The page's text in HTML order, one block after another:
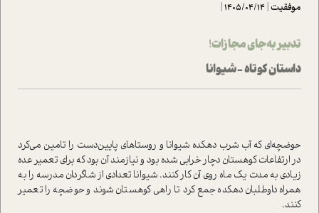
موفقیت|
1405/04/14
|
تدبیر به جای مجازات!
داستان کوتاه - شیوانا
حوضچه‌ای که آب شرب دهکده شیوانا و روستاهای پايین‌دست را تامین می‌کرد
در ارتفاعات کوهستان دچار خرابی شده بود و نیازمند آن بود که برای تعمیر عده
زیادی به مدت یک ماه روی آن کار کنند. شیوانا تعدادی از شاگردان مدرسه را به
همراه داوطلبان دهکده جمع کرد تا راهی کوهستان شوند و حوضچه را تعمیر
کنند.